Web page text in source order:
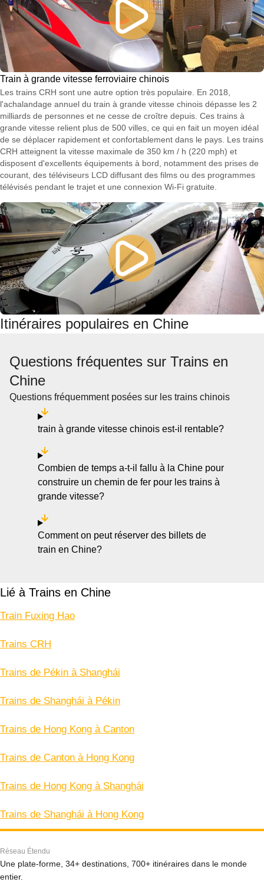
Train à grande vitesse ferroviaire chinois
Les trains CRH sont une autre option très populaire. En 2018,
l'achalandage annuel du train à grande vitesse chinois dépasse les 2
milliards de personnes et ne cesse de croître depuis. Ces trains à
grande vitesse relient plus de 500 villes, ce qui en fait un moyen idéal
de se déplacer rapidement et confortablement dans le pays. Les trains
CRH atteignent la vitesse maximale de 350 km / h (220 mph) et
disposent d'excellents équipements à bord, notamment des prises de
courant, des téléviseurs LCD diffusant des films ou des programmes
télévisés pendant le trajet et une connexion Wi-Fi gratuite.
Itinéraires populaires en Chine
Questions fréquentes sur Trains en
Chine
Questions fréquemment posées sur les trains chinois
train à grande vitesse chinois est-il rentable?
Combien de temps a-t-il fallu à la Chine pour
construire un chemin de fer pour les trains à
grande vitesse?
Comment on peut réserver des billets de
train en Chine?
Lié à Trains en Chine
Train Fuxing Hao
Trains CRH
Trains de Pékin à Shanghái
Trains de Shanghái à Pékin
Trains de Hong Kong à Canton
Trains de Canton à Hong Kong
Trains de Hong Kong à Shanghái
Trains de Shanghái à Hong Kong
Réseau Étendu
Une plate-forme, 34+ destinations, 700+ itinéraires dans le monde
entier.